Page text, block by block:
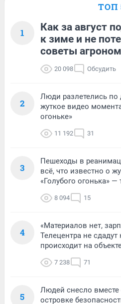
ТОП
1
Как за август
к зиме и не
советы
20 098 Обсудить
2
Люди разлетелись по
жуткое видео
огоньке»
11 192 31
3
Пешеходы в
всё, что известно о
«Голубого огонька»
8 094 15
4
«Материалов нет,
Телецентра не сдадут
происходит на
7 238 71
5
Людей снесло
островке